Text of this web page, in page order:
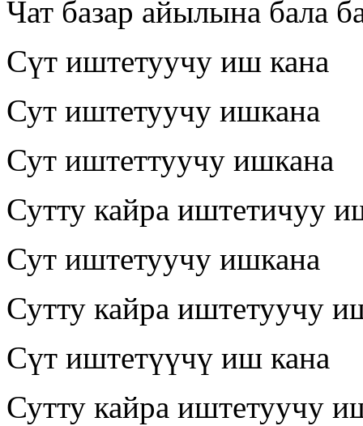
Чат базар айылына бала
Сүт иштетуучу иш кана
Сут иштетуучу ишкана
Сут иштеттуучу ишкана
Сутту кайра иштетичуу
Сут иштетуучу ишкана
Сутту кайра иштетуучу
Сүт иштетүүчү иш кана
Сутту кайра иштетуучу